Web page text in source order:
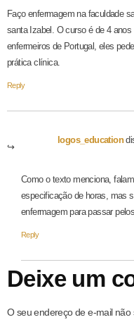
Faço enfermagem na faculdade
santa Izabel. O curso é de 4
enfermeiros de Portugal, eles
prática clínica.
Reply
logos_education
Como o texto menciona,
especificação de horas, mas
enfermagem para passar
Reply
Deixe um
O seu endereço de e-mail não